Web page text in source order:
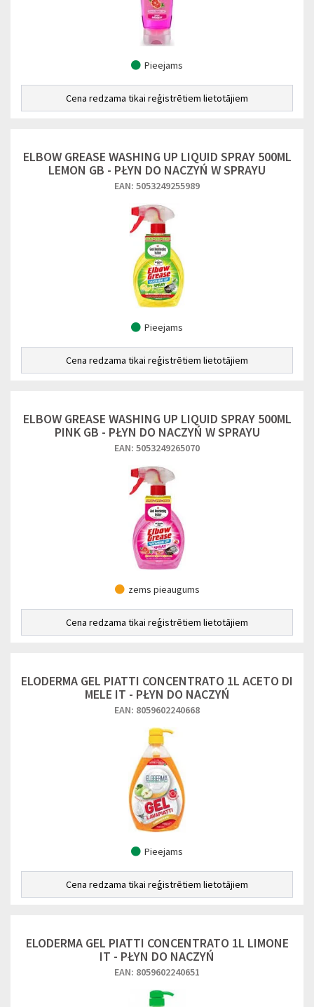
Pieejams
Cena redzama tikai reģistrētiem lietotājiem
ELBOW GREASE WASHING UP LIQUID SPRAY 500ML
LEMON GB - PŁYN DO NACZYŃ W SPRAYU
EAN: 5053249255989
Pieejams
Cena redzama tikai reģistrētiem lietotājiem
ELBOW GREASE WASHING UP LIQUID SPRAY 500ML
PINK GB - PŁYN DO NACZYŃ W SPRAYU
EAN: 5053249265070
zems pieaugums
Cena redzama tikai reģistrētiem lietotājiem
ELODERMA GEL PIATTI CONCENTRATO 1L ACETO DI
MELE IT - PŁYN DO NACZYŃ
EAN: 8059602240668
Pieejams
Cena redzama tikai reģistrētiem lietotājiem
ELODERMA GEL PIATTI CONCENTRATO 1L LIMONE
IT - PŁYN DO NACZYŃ
EAN: 8059602240651